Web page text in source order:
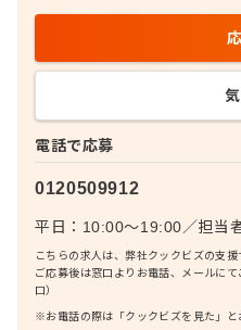
電話で応募
0120509912
平日：10:00〜19:00／担当
こちらの求人は、弊社クックビズの支援
ご応募後は窓口よりお電話、メールに
口）
※お電話の際は「クックビズを見た」と